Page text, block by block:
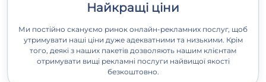
Найкращі ціни
Ми постійно скануємо ринок онлайн-рекламних послуг, щоб
утримувати наші ціни дуже адекватними та низькими. Крім
того, деякі з наших пакетів дозволяють нашим клієнтам
отримувати вищі рекламні послуги найвищої якості
безкоштовно.